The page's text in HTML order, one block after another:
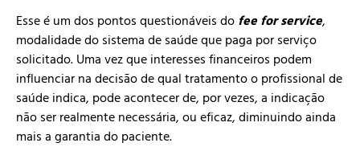
Esse é um dos pontos questionáveis do fee for service,
modalidade do sistema de saúde que paga por serviço
solicitado. Uma vez que interesses financeiros podem
influenciar na decisão de qual tratamento o profissional de
saúde indica, pode acontecer de, por vezes, a indicação
não ser realmente necessária, ou eficaz, diminuindo ainda
mais a garantia do paciente.